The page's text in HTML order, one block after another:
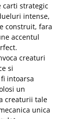
carti strategic
intense,
construit, fara
accentul
creaturi
si
intoarsa
un
creaturii tale
unica